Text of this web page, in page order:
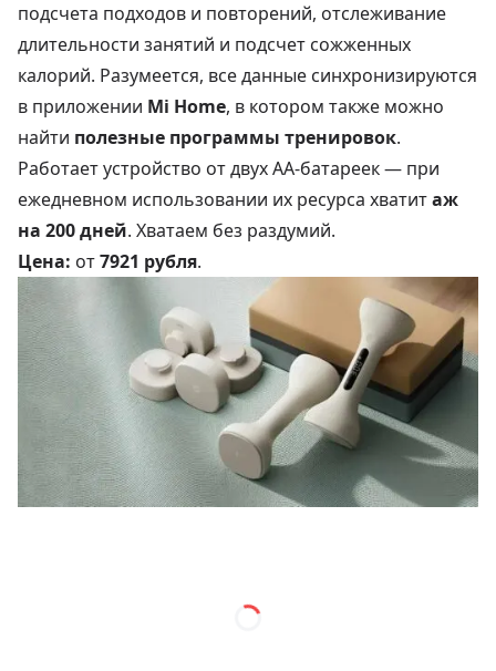
подсчета подходов и повторений, отслеживание
длительности занятий и подсчет сожженных
калорий. Разумеется, все данные синхронизируются
в приложении Mi Home, в котором также можно
найти полезные программы тренировок.
Работает устройство от двух АА-батареек — при
ежедневном использовании их ресурса хватитаж
на 200 дней. Хватаем без раздумий.
Цена: от7921 рубля.